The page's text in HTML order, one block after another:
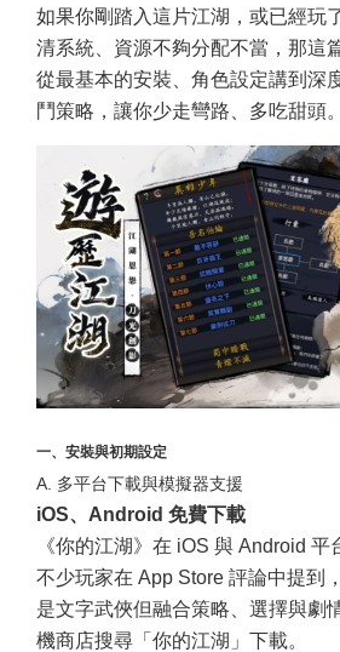
如果你剛踏入這片江湖，或已經玩
清系統、資源不夠分配不當，那這
從最基本的安裝、角色設定講到深
鬥策略，讓你少走彎路、多吃甜頭。
一、安裝與初期設定
A. 多平台下載與模擬器支援
iOS、Android 免費下載
《你的江湖》在 iOS 與 Android
不少玩家在 App Store 評論中提到
是文字武俠但融合策略、選擇與劇
機商店搜尋「你的江湖」下載。